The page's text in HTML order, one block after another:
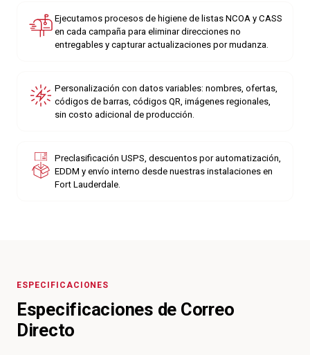
Ejecutamos procesos de higiene de listas NCOA y CASS
en cada campaña para eliminar direcciones no
entregables y capturar actualizaciones por mudanza.
Personalización con datos variables: nombres, ofertas,
códigos de barras, códigos QR, imágenes regionales,
sin costo adicional de producción.
Preclasificación USPS, descuentos por automatización,
EDDM y envío interno desde nuestras instalaciones en
Fort Lauderdale.
ESPECIFICACIONES
Especificaciones de Correo
Directo